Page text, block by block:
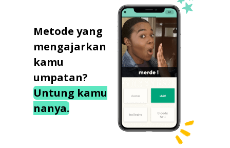
Metode yang
mengajarkan
kamu
umpatan?
Untung kamu
nanya.